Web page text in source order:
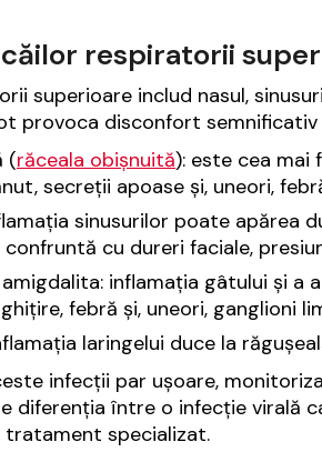
respiratorii
superioare includ nasul,
provoca disconfort
(răceala obișnuită): este cea mai
secreții apoase și, uneori,
sinusurilor poate apărea
confruntă cu dureri faciale,
inflamația gâtului și a
febră și, uneori, ganglioni
laringelui duce la
infecții par ușoare,
diferenția între o infecție virală
tratament specializat.